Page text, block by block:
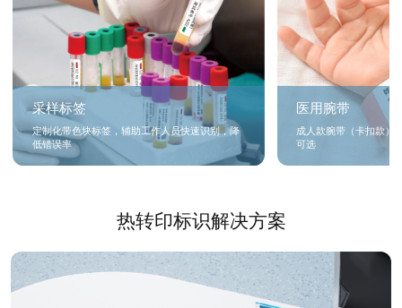
采样标签
定制化带色块标签，辅助工作人员快速识别，降
低错误率
医用腕带
成人款腕带（卡扣款）
可选
热转印标识解决方案